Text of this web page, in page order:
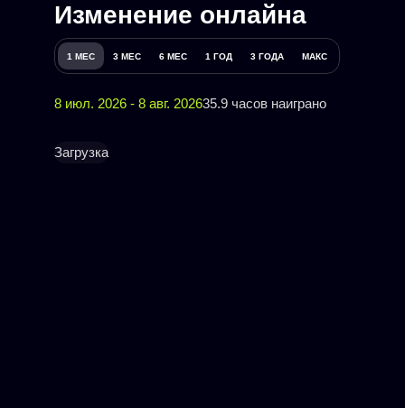
Изменение онлайна
1 МЕС 3 МЕС 6 МЕС 1 ГОД 3 ГОДА МАКС
8 июл. 2026 - 8 авг. 202635.9 часов наиграно
Загрузка